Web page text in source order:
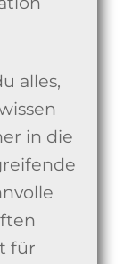
alles,
in die
für